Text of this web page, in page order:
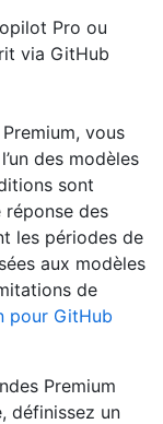
Pro ou
via GitHub
vous
des modèles
sont
des
les périodes de
aux modèles
de
pour GitHub
Premium
définissez un